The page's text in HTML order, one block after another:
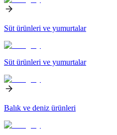
Süt ürünleri ve yumurtalar
Süt ürünleri ve yumurtalar
Balık ve deniz ürünleri